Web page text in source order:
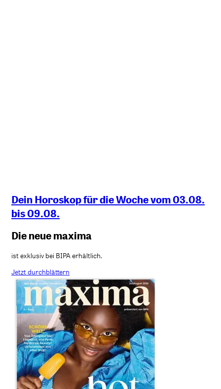
Dein Horoskop für die Woche vom 03.08.
bis 09.08.
Die neue maxima
ist exklusiv bei BIPA erhältlich.
Jetzt durchblättern